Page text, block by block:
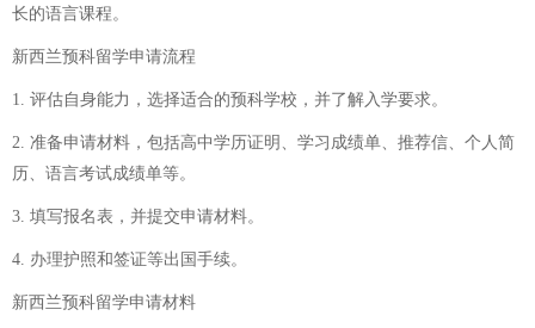
长的语言课程。
新西兰预科留学申请流程
1. 评估自身能力，选择适合的预科学校，并了解入学要求。
2. 准备申请材料，包括高中学历证明、学习成绩单、推荐信、个人简
历、语言考试成绩单等。
3. 填写报名表，并提交申请材料。
4. 办理护照和签证等出国手续。
新西兰预科留学申请材料